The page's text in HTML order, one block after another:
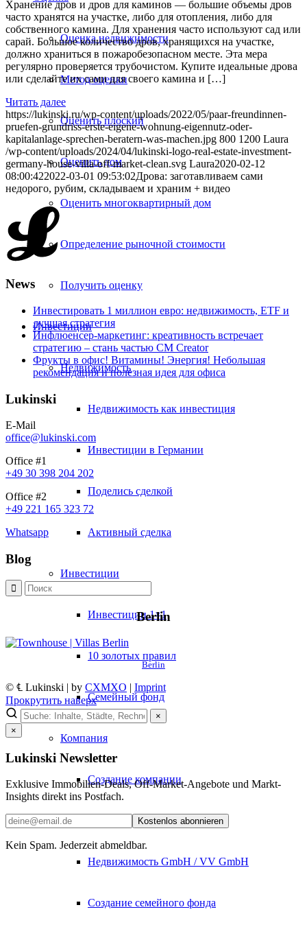
Оценка недвижимости
Метод оценки
Оценить плоский
Оценить дом
Оценить многоквартирный дом
Определение рыночной стоимости
Получить оценку
Инвестиции
Недвижимость
Недвижимость как инвестиция
Инвестиции в Германии
Поделись сделкой
Активный сделка
Инвестиции
Инвестиции 1×1
10 золотых правил
Семейный фонд
Компания
Создание компании
GmbH просто объяснено
Недвижимость GmbH / VV GmbH
Создание семейного фонда
Хранение дров и дров для каминов — большие объемы дров
часто хранятся на участке, либо для отопления, либо для
собственного камина. Для хранения часто используют сад или
сарай. Большое количество дров, хранящихся на участке,
должно храниться в пожаробезопасном месте. Эта мера
регулярно проверяется трубочистом. Купите идеальные дрова
или сделайте их сами для своего камина и […]
Читать далее
https://lukinski.ru/wp-content/uploads/2022/05/paar-freundinnen-
pruefen-grundriss-erste-eigene-wohnung-eigennutz-oder-
kapitalanlage-sprechen-beratern-was-machen.jpg 800 1200 Laura
/wp-content/uploads/2024/04/lukinski-logo-real-estate-investment-
germany-house-villa-off-market-clean.svg Laura2020-02-12
08:00:422022-03-01 09:53:02Дрова: заготавливаем сами
недорого, рубим, складываем и храним + видео
News
Инвестировать 1 миллион евро: недвижимость, ETF и
лучшая стратегия
Инфлюенсер-маркетинг: креативность встречает
стратегию – стань частью CM Creator
Фрукты в офис! Витамины! Энергия! Небольшая
рекомендация и полезная идея для офиса
Lukinski
E-Mail
office@lukinski.com
Office #1
+49 30 398 204 202
Office #2
+49 221 165 323 72
Whatsapp
Blog
Berlin
Berlin
© ℄ Lukinski | by CXMXO | Imprint
Прокрутить наверх
×
×
Lukinski Newsletter
Exklusive Immobilien-Deals, Off-Market-Angebote und Markt-
Insights direkt ins Postfach.
Kostenlos abonnieren
Kein Spam. Jederzeit abmeldbar.